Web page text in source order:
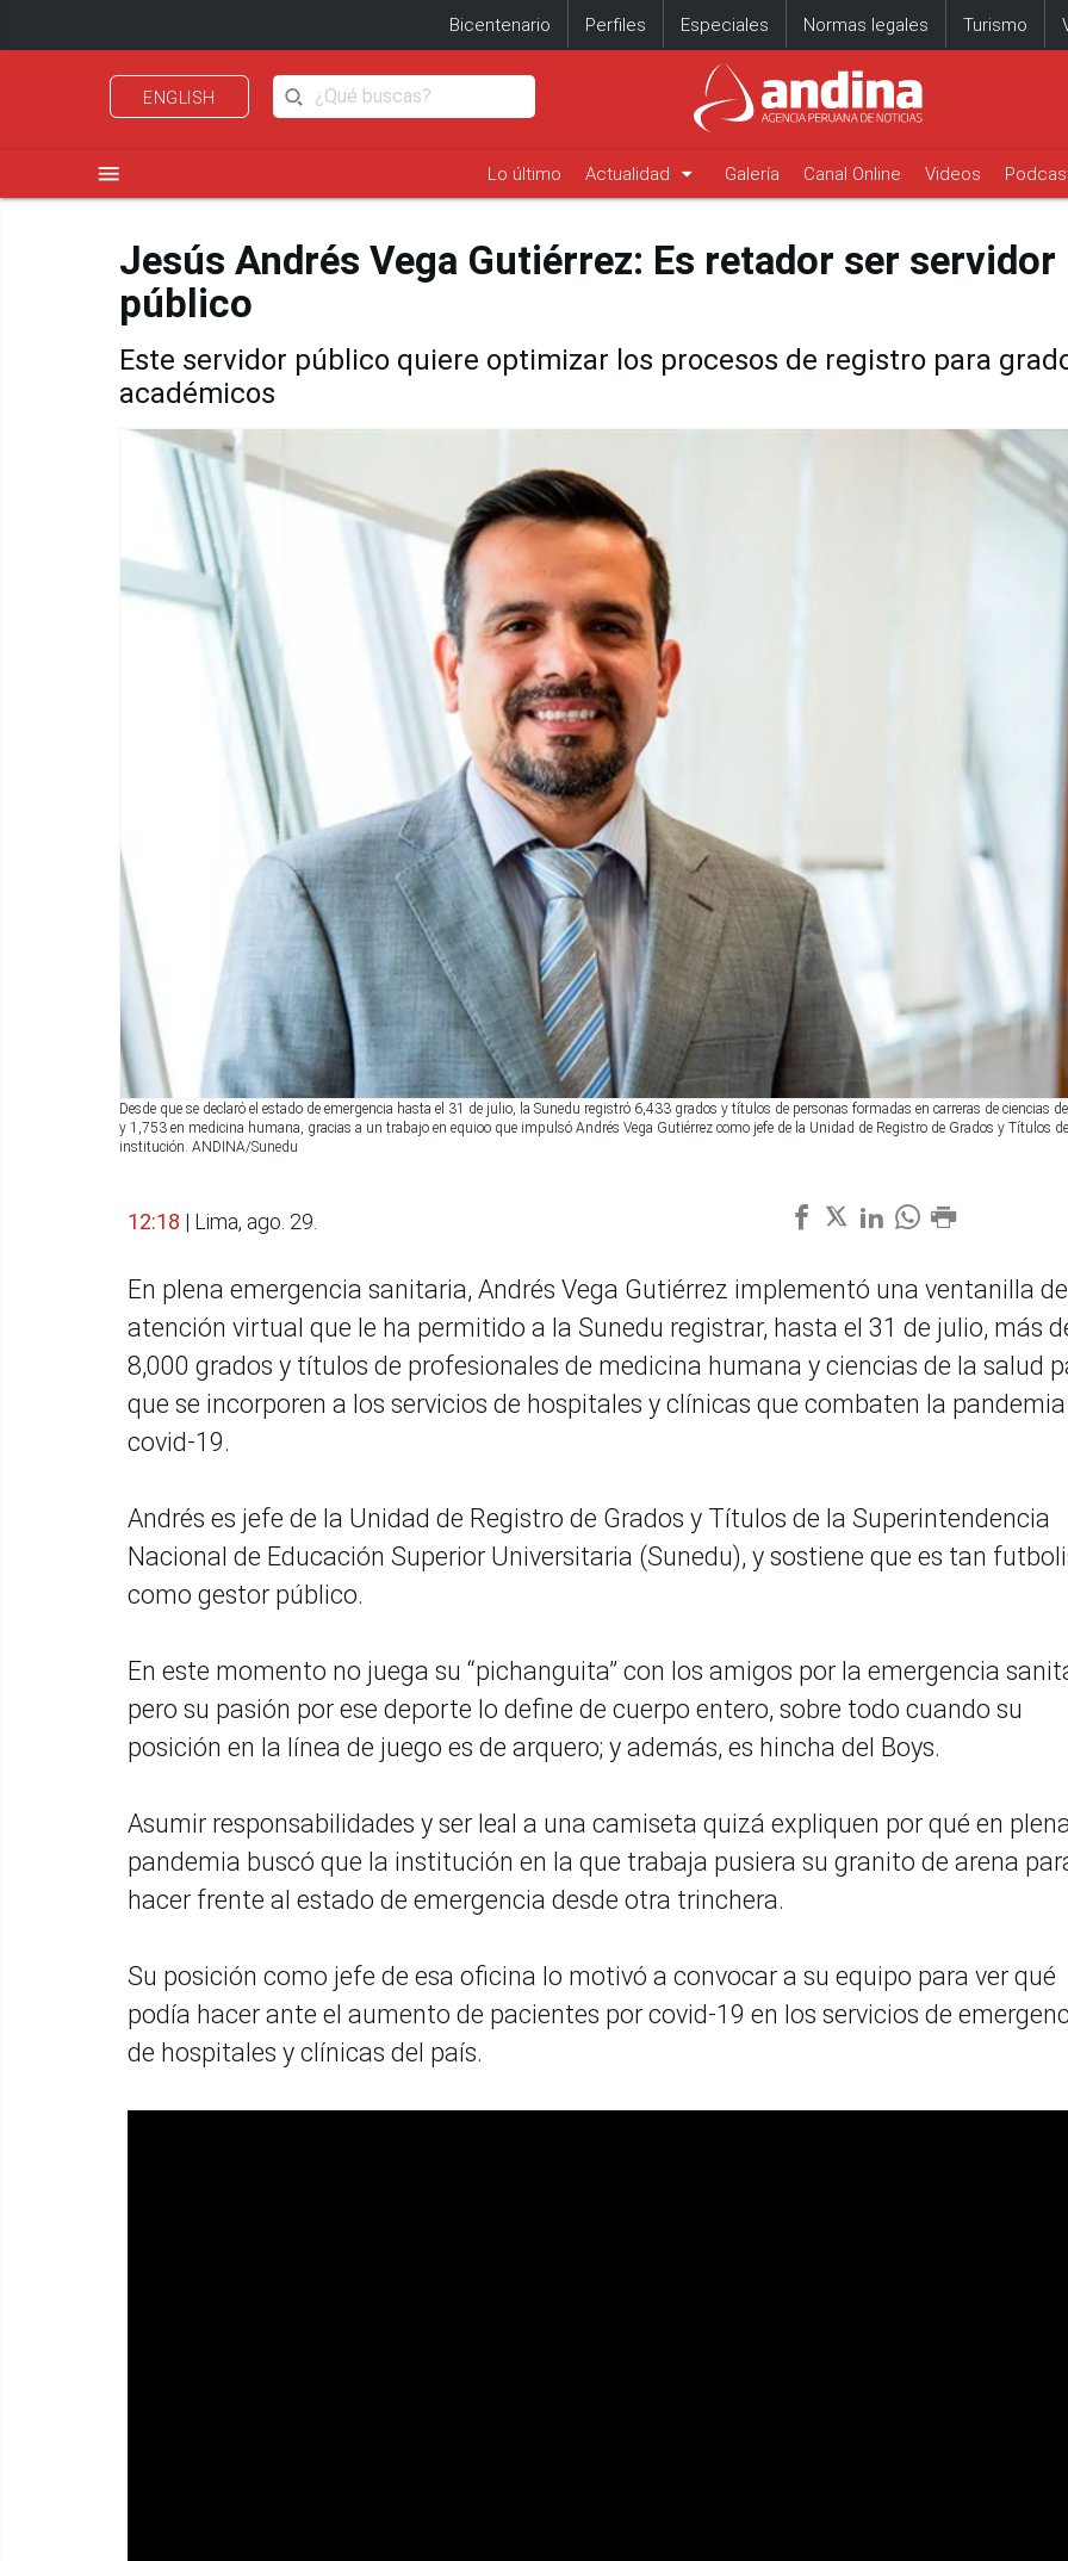
Bicentenario Perfiles Especiales Normas legales Turismo
ENGLISH
menu Lo último Actualidad arrow_drop_down Galería Canal Online Videos
Jesús Andrés Vega Gutiérrez: Es retador ser servidor
público
Este servidor público quiere optimizar los procesos de registro para
académicos
Desde que se declaró el estado de emergencia hasta el 31 de julio, la Sunedu registró 6,433 grados y títulos de personas formadas en carreras de ciencias
y 1,753 en medicina humana, gracias a un trabajo en equioo que impulsó Andrés Vega Gutiérrez como jefe de la Unidad de Registro de Grados y Títulos
institución. ANDINA/Sunedu
12:18 | Lima, ago. 29.
En plena emergencia sanitaria, Andrés Vega Gutiérrez implementó una ventanilla de
atención virtual que le ha permitido a la Sunedu registrar, hasta el 31 de julio, más
8,000 grados y títulos de profesionales de medicina humana y ciencias de la salud
que se incorporen a los servicios de hospitales y clínicas que combaten la
covid-19.
Andrés es jefe de la Unidad de Registro de Grados y Títulos de la Superintendencia
Nacional de Educación Superior Universitaria (Sunedu), y sostiene que es tan
como gestor público.
En este momento no juega su “pichanguita” con los amigos por la emergencia
pero su pasión por ese deporte lo define de cuerpo entero, sobre todo cuando su
posición en la línea de juego es de arquero; y además, es hincha del Boys.
Asumir responsabilidades y ser leal a una camiseta quizá expliquen por qué en
pandemia buscó que la institución en la que trabaja pusiera su granito de arena
hacer frente al estado de emergencia desde otra trinchera.
Su posición como jefe de esa oficina lo motivó a convocar a su equipo para ver qué
podía hacer ante el aumento de pacientes por covid-19 en los servicios de
de hospitales y clínicas del país.